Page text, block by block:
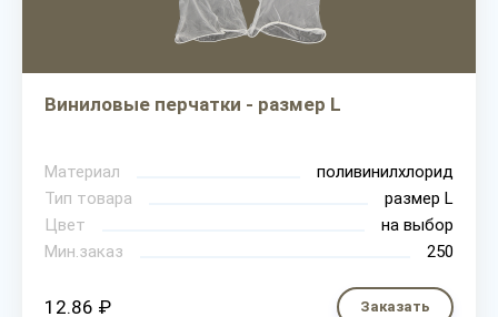
Виниловые перчатки - размер L
Материал
поливинилхлорид
Тип товара
размер L
Цвет
на выбор
Мин.заказ
250
12.86 ₽ Заказать